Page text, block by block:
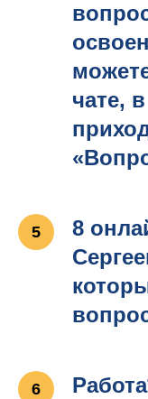
чате,
8